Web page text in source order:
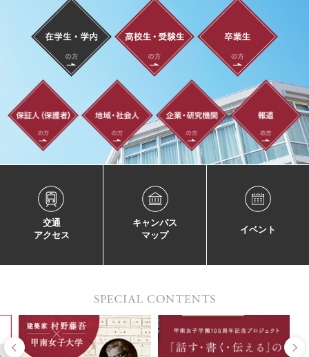
交通
アクセス
キャンパス
マップ
イベント